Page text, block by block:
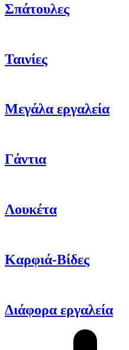
Σπάτουλες
Ταινίες
Μεγάλα εργαλεία
Γάντια
Λουκέτα
Καρφιά-Βίδες
Διάφορα εργαλεία